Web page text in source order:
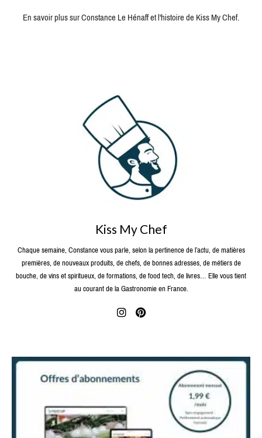
En savoir plus sur Constance Le Hénaff et l'histoire de Kiss My Chef.
Kiss My Chef
Chaque semaine, Constance vous parle, selon la pertinence de l’actu, de matières
premières, de nouveaux produits, de chefs, de bonnes adresses, de métiers de
bouche, de vins et spiritueux, de formations, de food tech, de livres… Elle vous tient
au courant de la Gastronomie en France.